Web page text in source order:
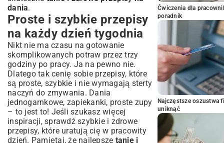
dania.
Proste i szybkie przepisy
na każdy dzień tygodnia
Nikt nie ma czasu na gotowanie
skomplikowanych potraw przez trzy
godziny po pracy. Ja na pewno nie.
Dlatego tak cenię sobie przepisy, które
są proste, szybkie i nie wymagają sterty
naczyń do zmywania. Dania
jednogarnkowe, zapiekanki, proste zupy
– to jest to! Jeśli szukasz więcej
inspiracji, sprawdź szybkie i zdrowe
przepisy, które uratują cię w pracowity
dzień. Pamiętaj, że najlepsze tanie i
Ćwiczenia dla
poradnik
Najczęstsze oszustwa
uniknąć